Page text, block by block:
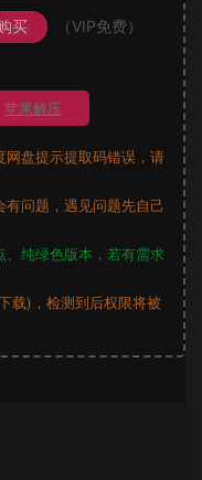
买
（VIP免费）
苹果解压
盘提示提取码错误，请
问题，遇见问题先自己
、纯绿色版本，若有需求
载)，检测到后权限将被